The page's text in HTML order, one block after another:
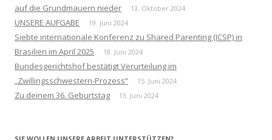
auf die Grundmauern nieder
13. Oktober 2024
UNSERE AUFGABE 19. Juni 2024
Siebte internationale Konferenz zu Shared Parenting (ICSP) in
Brasilien im April 2025
18. Juni 2024
Bundesgerichtshof bestätigt Verurteilung im
„Zwillingsschwestern-Prozess“
15. Juni 2024
Zu deinem 36. Geburtstag 13. Juni 2024